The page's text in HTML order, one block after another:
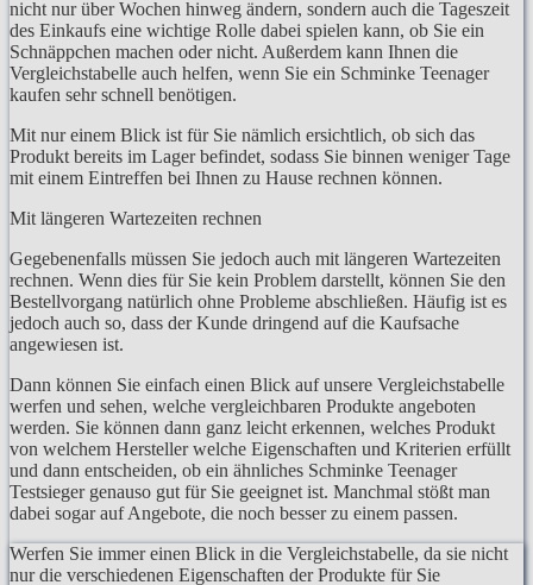
nicht nur über Wochen hinweg ändern, sondern auch die Tageszeit
des Einkaufs eine wichtige Rolle dabei spielen kann, ob Sie ein
Schnäppchen machen oder nicht. Außerdem kann Ihnen die
Vergleichstabelle auch helfen, wenn Sie ein Schminke Teenager
kaufen sehr schnell benötigen.
Mit nur einem Blick ist für Sie nämlich ersichtlich, ob sich das
Produkt bereits im Lager befindet, sodass Sie binnen weniger Tage
mit einem Eintreffen bei Ihnen zu Hause rechnen können.
Mit längeren Wartezeiten rechnen
Gegebenenfalls müssen Sie jedoch auch mit längeren Wartezeiten
rechnen. Wenn dies für Sie kein Problem darstellt, können Sie den
Bestellvorgang natürlich ohne Probleme abschließen. Häufig ist es
jedoch auch so, dass der Kunde dringend auf die Kaufsache
angewiesen ist.
Dann können Sie einfach einen Blick auf unsere Vergleichstabelle
werfen und sehen, welche vergleichbaren Produkte angeboten
werden. Sie können dann ganz leicht erkennen, welches Produkt
von welchem Hersteller welche Eigenschaften und Kriterien erfüllt
und dann entscheiden, ob ein ähnliches Schminke Teenager
Testsieger genauso gut für Sie geeignet ist. Manchmal stößt man
dabei sogar auf Angebote, die noch besser zu einem passen.
Werfen Sie immer einen Blick in die Vergleichstabelle, da sie nicht
nur die verschiedenen Eigenschaften der Produkte für Sie